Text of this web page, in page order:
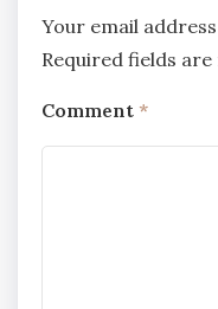
Your email
Required fields
Comment *